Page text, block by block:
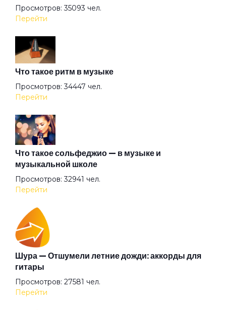
Мотыльки
Моя крепость
На городской карте
На территории всей страны
Надежда
Наше лето
Никто не сможет меня остановить
Новый вирус
Просмотров: 35093 чел.
Перейти
Что такое ритм в музыке
Просмотров: 34447 чел.
Перейти
Что такое сольфеджио — в музыке и
музыкальной школе
Просмотров: 32941 чел.
Перейти
Шура — Отшумели летние дожди: аккорды для
гитары
Просмотров: 27581 чел.
Перейти